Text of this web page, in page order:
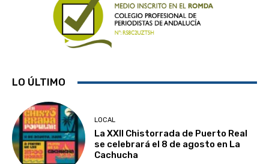
LO ÚLTIMO
LOCAL
La XXII Chistorrada de Puerto Real
se celebrará el 8 de agosto en La
Cachucha